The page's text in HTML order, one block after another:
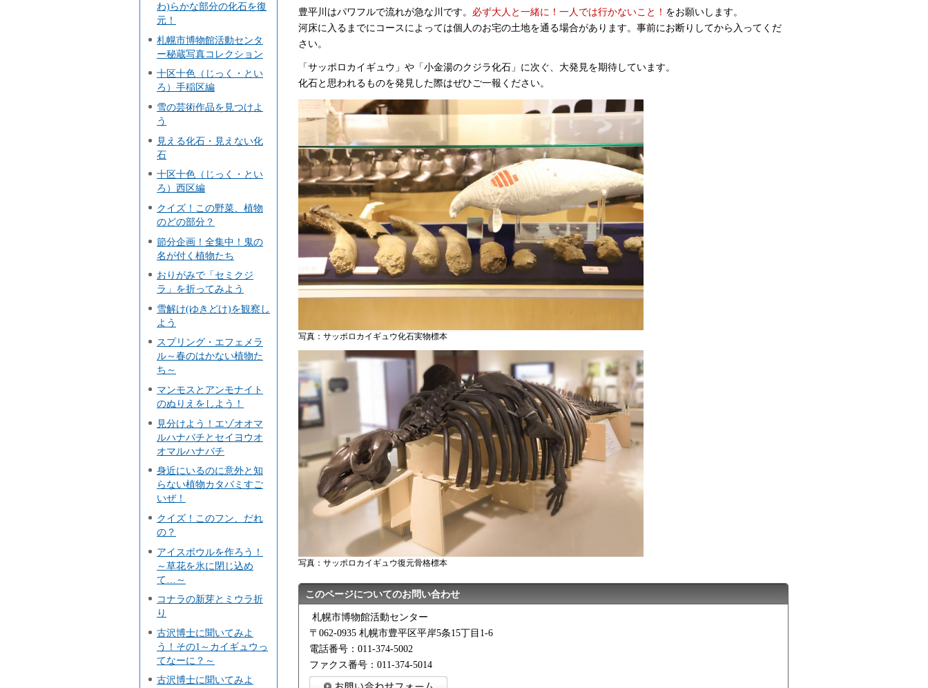
わ)らかな部分の化石を復
元！
札幌市博物館活動センタ
ー秘蔵写真コレクション
十区十色（じっく・とい
ろ）手稲区編
雪の芸術作品を見つけよ
う
見える化石・見えない化
石
十区十色（じっく・とい
ろ）西区編
クイズ！この野菜、植物
のどの部分？
節分企画！全集中！鬼の
名が付く植物たち
おりがみで「セミクジ
ラ」を折ってみよう
雪解け(ゆきどけ)を観察し
よう
スプリング・エフェメラ
ル～春のはかない植物た
ち～
マンモスとアンモナイト
のぬりえをしよう！
見分けよう！エゾオオマ
ルハナバチとセイヨウオ
オマルハナバチ
身近にいるのに意外と知
らない植物カタバミすご
いぜ！
クイズ！このフン、だれ
の？
アイスボウルを作ろう！
～草花を氷に閉じ込め
て…～
コナラの新芽とミウラ折
り
古沢博士に聞いてみよ
う！その1～カイギュウっ
てなーに？～
古沢博士に聞いてみよ
豊平川はパワフルで流れが急な川です。 必ず大人と一緒に！一人では行かないこと！ をお願いします。
河床に入るまでにコースによっては個人のお宅の土地を通る場合があります。事前にお断りしてから入ってくだ
さい。
「サッポロカイギュウ」や「小金湯のクジラ化石」に次ぐ、大発見を期待しています。
化石と思われるものを発見した際はぜひご一報ください。
写真：サッポロカイギュウ化石実物標本
写真：サッポロカイギュウ復元骨格標本
このページについてのお問い合わせ
札幌市博物館活動センター
〒062-0935 札幌市豊平区平岸5条15丁目1-6
電話番号：011-374-5002
ファクス番号：011-374-5014